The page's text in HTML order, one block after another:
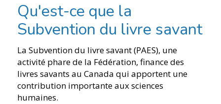
Qu'est-ce que la
Subvention du livre savant
La Subvention du livre savant (PAES), une
activité phare de la Fédération, finance des
livres savants au Canada qui apportent une
contribution importante aux sciences
humaines.